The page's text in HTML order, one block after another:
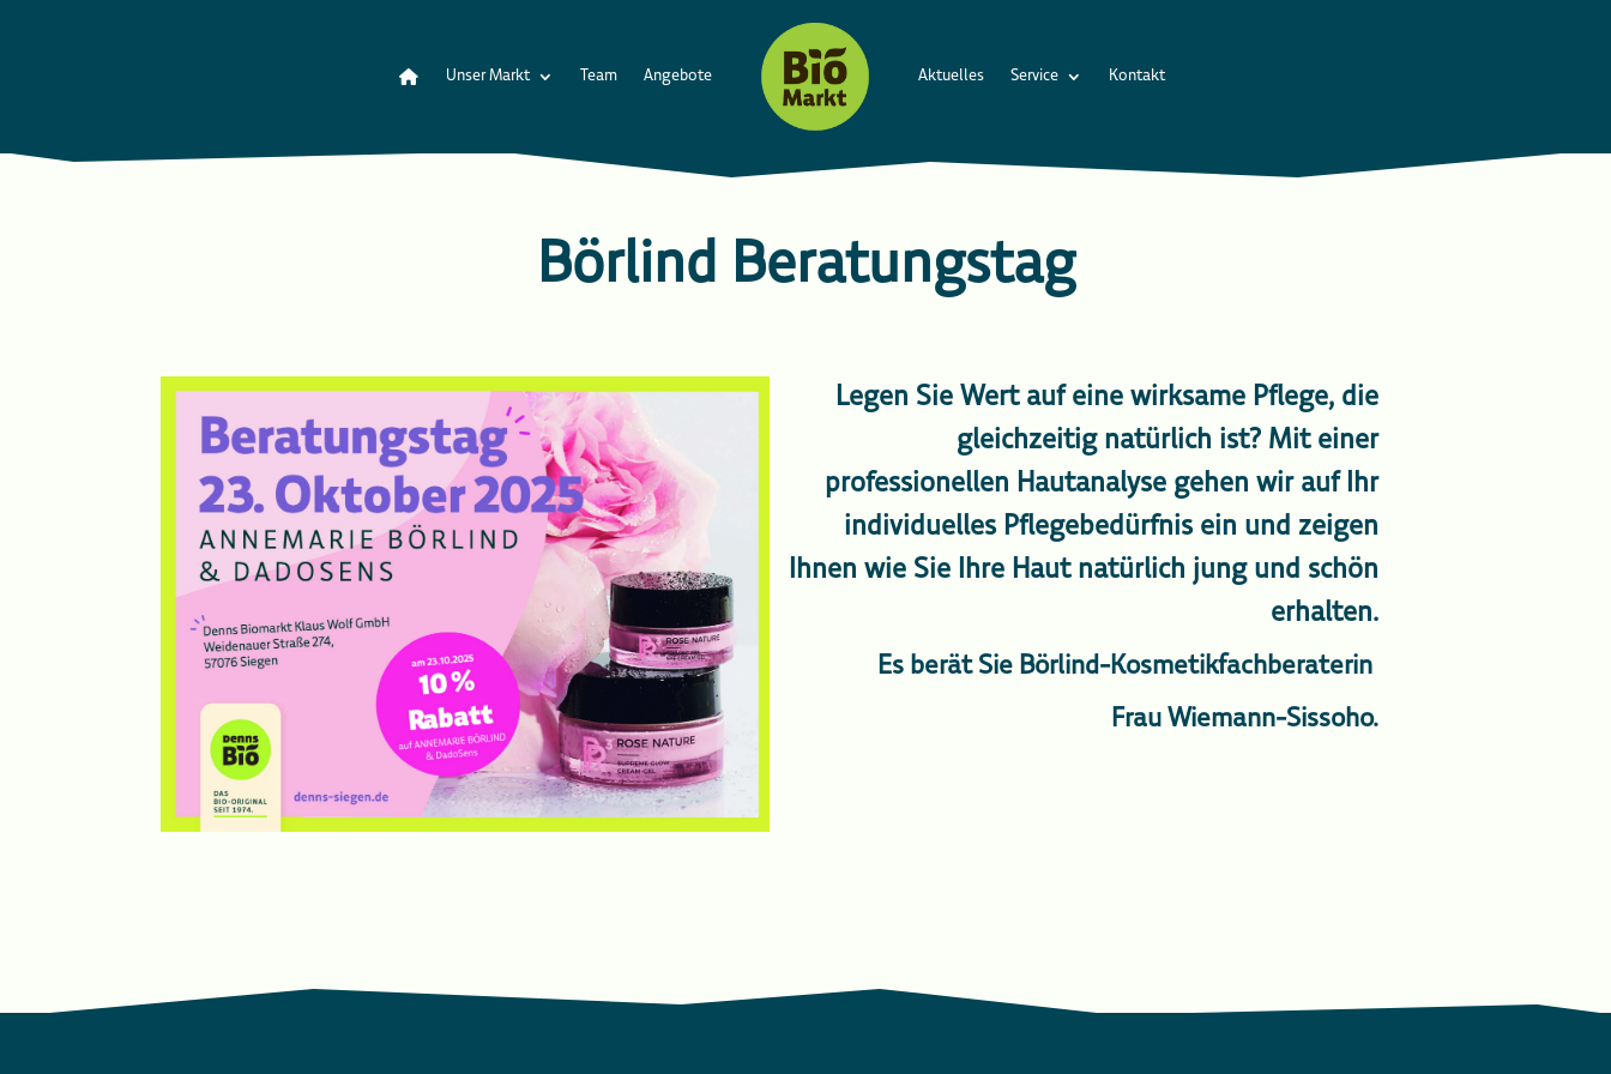
Unser Markt Team Angebote Aktuelles Service Kontakt
Börlind Beratungstag
Legen Sie Wert auf eine wirksame Pflege, die
gleichzeitig natürlich ist? Mit einer
professionellen Hautanalyse gehen wir auf Ihr
individuelles Pflegebedürfnis ein und zeigen
Ihnen wie Sie Ihre Haut natürlich jung und schön
erhalten.
Es berät Sie Börlind-Kosmetikfachberaterin
Frau Wiemann-Sissoho.